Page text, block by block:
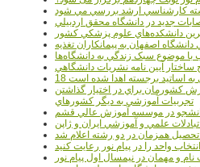
جديد در دانشگاه محقق اردبيلي
دانشگاه اصفهان به پيمانکاران تغذيه
ساختار آيين نامه نشريات دانشگاهي
به اساتيد برجسته اهدا شده است
کشورمان براي در اختيار گذاشتن
تجربيات آموزشي به ديگر کشورهاي
در موسسه آموزش عالي قشم
علمي و آموزشي ايران و ژاپن
همزمان در دو رشته اعلام شد
واحد را در پیام نور رعایت کنید
و مهمان در نیمسال اول پیام نور